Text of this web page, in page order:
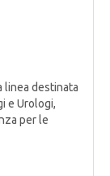
linea destinata
e Urologi,
per le